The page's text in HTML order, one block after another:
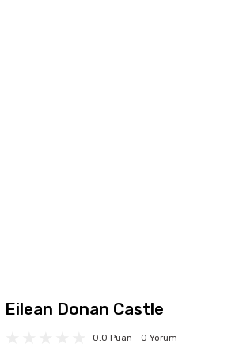
Eilean Donan Castle
0.0 Puan - 0 Yorum